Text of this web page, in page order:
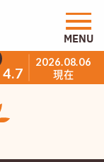
4.7
2026.08.06
現在
MENU